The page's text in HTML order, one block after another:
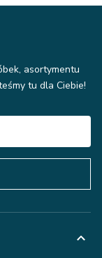
asortymentu
tu dla Ciebie!